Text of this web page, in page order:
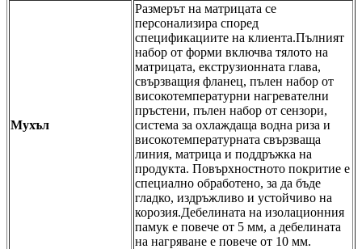
Мухъл
Размерът на матрицата се
персонализира според
спецификациите на клиента.Пълният
набор от форми включва тялото на
матрицата, екструзионната глава,
свързващия фланец, пълен набор от
високотемпературни нагревателни
пръстени, пълен набор от сензори,
система за охлаждаща водна риза и
високотемпературната свързваща
линия, матрица и поддръжка на
продукта. Повърхностното покритие е
специално обработено, за да бъде
гладко, издръжливо и устойчиво на
корозия.Дебелината на изолационния
памук е повече от 5 мм, а дебелината
на нагряване е повече от 10 мм.